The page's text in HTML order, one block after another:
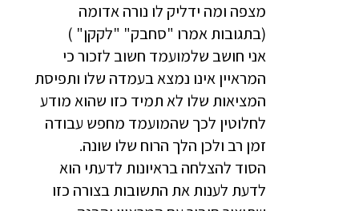
מצפה ומה ידליק לו נורה אדומה
(בתגובות אמרו "סחבק" "לקקן" )
אני חושב שלמועמד חשוב לזכור כי
המראיין אינו נמצא בעמדה שלו ותפיסת
המציאות שלו לא תמיד כזו שהוא מודע
לחלוטין לכך שהמועמד מחפש עבודה
זמן רב ולכן הלך הרוח שלו שונה.
הסוד להצלחה בראיונות לדעתי הוא
לדעת לענות את התשובות בצורה כזו